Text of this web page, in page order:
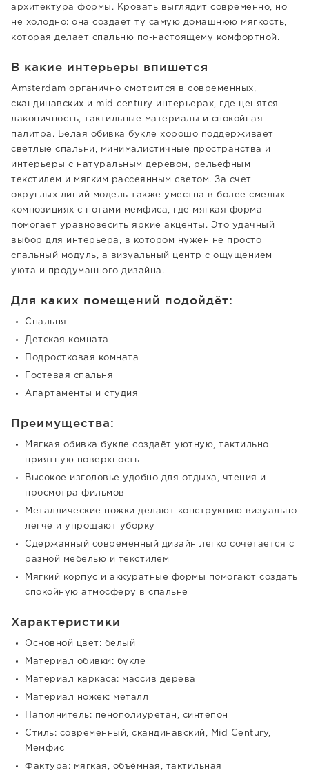
архитектура формы. Кровать выглядит современно, но
не холодно: она создает ту самую домашнюю мягкость,
которая делает спальню по-настоящему комфортной.
В какие интерьеры впишется
Amsterdam органично смотрится в современных,
скандинавских и mid century интерьерах, где ценятся
лаконичность, тактильные материалы и спокойная
палитра. Белая обивка букле хорошо поддерживает
светлые спальни, минималистичные пространства и
интерьеры с натуральным деревом, рельефным
текстилем и мягким рассеянным светом. За счет
округлых линий модель также уместна в более смелых
композициях с нотами мемфиса, где мягкая форма
помогает уравновесить яркие акценты. Это удачный
выбор для интерьера, в котором нужен не просто
спальный модуль, а визуальный центр с ощущением
уюта и продуманного дизайна.
Для каких помещений подойдёт:
Спальня
Детская комната
Подростковая комната
Гостевая спальня
Апартаменты и студия
Преимущества:
Мягкая обивка букле создаёт уютную, тактильно
приятную поверхность
Высокое изголовье удобно для отдыха, чтения и
просмотра фильмов
Металлические ножки делают конструкцию визуально
легче и упрощают уборку
Сдержанный современный дизайн легко сочетается с
разной мебелью и текстилем
Мягкий корпус и аккуратные формы помогают создать
спокойную атмосферу в спальне
Характеристики
Основной цвет: белый
Материал обивки: букле
Материал каркаса: массив дерева
Материал ножек: металл
Наполнитель: пенополиуретан, синтепон
Стиль: современный, скандинавский, Mid Century,
Мемфис
Фактура: мягкая, объёмная, тактильная